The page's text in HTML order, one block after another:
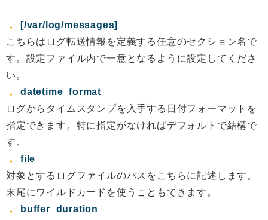
[/var/log/messages]
こちらはログ転送情報を定義する任意のセクション名で
す。設定ファイル内で一意となるように設定してくださ
い。
datetime_format
ログからタイムスタンプを入手する日付フォーマットを
指定できます。特に指定がなければデフォルトで結構で
す。
file
対象とするログファイルのパスをこちらに記述します。
末尾にワイルドカードを使うこともできます。
buffer_duration